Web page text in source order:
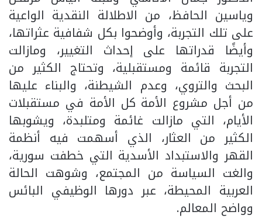
وياسين الحافظ، من الاطلالة النقدية الواعية
على تلك التجربة، وأوضحوا بكل شفافية عثراتها،
وأيضًا قدراتها على إحداث التغيير، ومازالت
التجربة قائمة ومستقبلية، وتحتاج الكثير من
البحث والتروي، وعدم الشيطنة، والبناء عليها
من أجل مشروع الأمة كل الأمة في مستقبلات
الأيام، التي مازالت غائمة ومتلبدة، ويشوبها
الكثير من العثار، الذي أسهمت فيه أنظمة
القهر والاستبداد الأسدية التي خطفت سورية،
والغت السياسة من المجتمع، وشوهت الحالة
العربية المحيطة، عبر دورها الوظيفي البائس
وواضح المعالم.